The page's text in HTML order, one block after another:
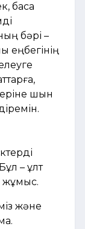
басқа
бәрі –
еңбегінің
шын
– ұлт
жұмыс.
және